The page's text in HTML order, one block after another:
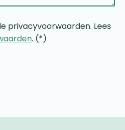
privacyvoorwaarden. Lees
. (*)